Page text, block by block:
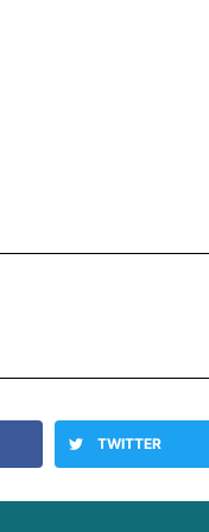
TWITTER